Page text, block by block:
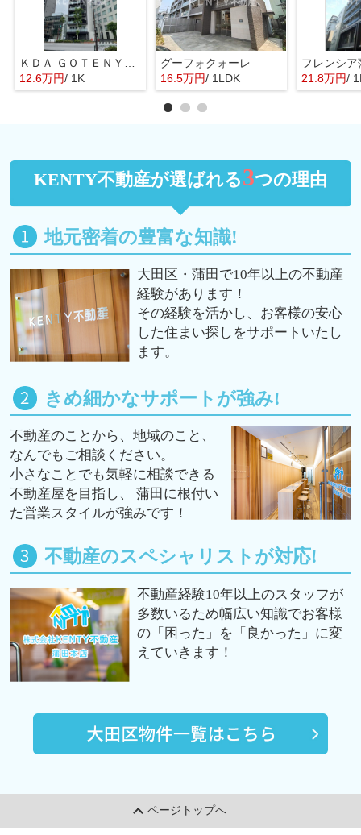
12.6万円/ 1K
グーフォクォーレ
16.5万円/ 1LDK
フレンシア
21.8万円/
KENTY不動産が選ばれる3つの理由
地元密着の豊富な知識!
大田区・蒲田で10年以上の不動産
経験があります！
その経験を活かし、お客様の安心
した住まい探しをサポートいたし
ます。
きめ細かなサポートが強み!
不動産のことから、地域のこと、
なんでもご相談ください。
小さなことでも気軽に相談できる
不動産屋を目指し、 蒲田に根付い
た営業スタイルが強みです！
不動産のスペシャリストが対応!
不動産経験10年以上のスタッフが
多数いるため幅広い知識でお客様
の「困った」を「良かった」に変
えていきます！
ページトップへ